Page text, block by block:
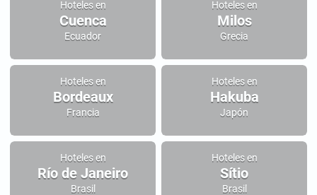
Hoteles en
Cuenca
Ecuador
Hoteles en
Milos
Grecia
Hoteles en
Bordeaux
Francia
Hoteles en
Hakuba
Japón
Hoteles en
Río de Janeiro
Brasil
Hoteles en
Sítio
Brasil